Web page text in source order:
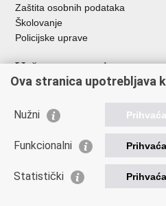
Zaštita osobnih podataka
Školovanje
Policijske uprave
Važne poveznice
Ministarstvo unutarnjih poslova
Muzej policije
Centar za mentalno zdravlje
Centar za forenzična ispitivanja,
Ova stranica upotrebljava
Nužni
Funkcionalni
Statistički